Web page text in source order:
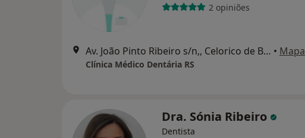
2 opiniões
Av. João Pinto Ribeiro s/n,, Celorico de Basto • Mapa
Clínica Médico Dentária RS
Dra. Sónia Ribeiro
Dentista